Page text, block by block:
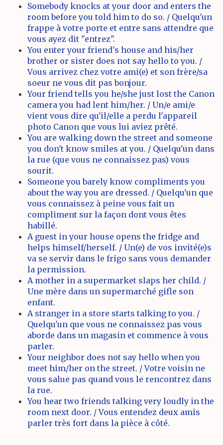
Somebody knocks at your door and enters the
room before you told him to do so. / Quelqu'un
frappe à votre porte et entre sans attendre que
vous ayez dit "entrez".
You enter your friend's house and his/her
brother or sister does not say hello to you. /
Vous arrivez chez votre ami(e) et son frère/sa
soeur ne vous dit pas bonjour.
Your friend tells you he/she just lost the Canon
camera you had lent him/her. / Un/e ami/e
vient vous dire qu'il/elle a perdu l'appareil
photo Canon que vous lui aviez prêté.
You are walking down the street and someone
you don't know smiles at you. / Quelqu'un dans
la rue (que vous ne connaissez pas) vous
sourit.
Someone you barely know compliments you
about the way you are dressed. / Quelqu'un que
vous connaissez à peine vous fait un
compliment sur la façon dont vous êtes
habillé.
A guest in your house opens the fridge and
helps himself/herself. / Un(e) de vos invité(e)s
va se servir dans le frigo sans vous demander
la permission.
A mother in a supermarket slaps her child. /
Une mère dans un supermarché gifle son
enfant.
A stranger in a store starts talking to you. /
Quelqu'un que vous ne connaissez pas vous
aborde dans un magasin et commence à vous
parler.
Your neighbor does not say hello when you
meet him/her on the street. / Votre voisin ne
vous salue pas quand vous le rencontrez dans
la rue.
You hear two friends talking very loudly in the
room next door. / Vous entendez deux amis
parler très fort dans la pièce à côté.